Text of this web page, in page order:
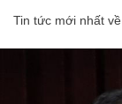
Tin tức mới nhất về